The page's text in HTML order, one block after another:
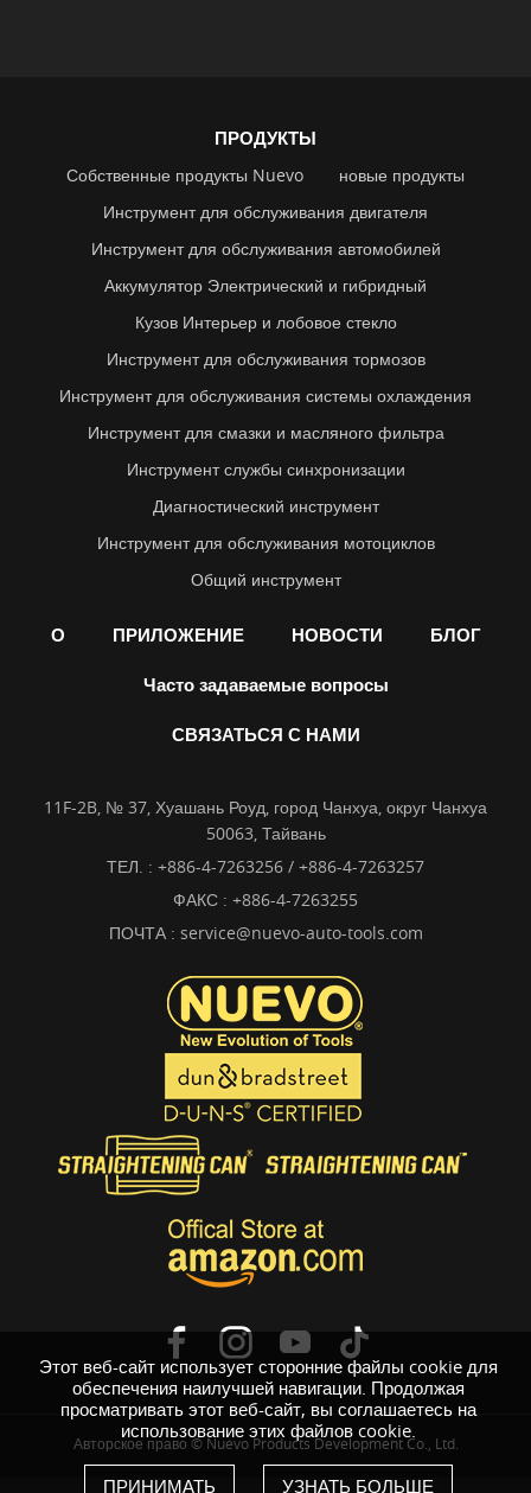
Этот веб-сайт использует сторонние файлы cookie для
обеспечения наилучшей навигации. Продолжая
просматривать этот веб-сайт, вы соглашаетесь на
использование этих файлов cookie.
ПРИНИМАТЬ УЗНАТЬ БОЛЬШЕ
ПРОДУКТЫ
Собственные продукты Nuevo
новые продукты
Инструмент для обслуживания двигателя
Инструмент для обслуживания автомобилей
Аккумулятор Электрический и гибридный
Кузов Интерьер и лобовое стекло
Инструмент для обслуживания тормозов
Инструмент для обслуживания системы охлаждения
Инструмент для смазки и масляного фильтра
Инструмент службы синхронизации
Диагностический инструмент
Инструмент для обслуживания мотоциклов
Общий инструмент
О ПРИЛОЖЕНИЕ НОВОСТИ БЛОГ
Часто задаваемые вопросы
СВЯЗАТЬСЯ С НАМИ
11F-2B, № 37, Хуашань Роуд, город Чанхуа, округ Чанхуа
50063, Тайвань
ТЕЛ. : +886-4-7263256 / +886-4-7263257
ФАКС : +886-4-7263255
ПОЧТА : service@nuevo-auto-tools.com
Авторское право © Nuevo Products Development Co., Ltd.